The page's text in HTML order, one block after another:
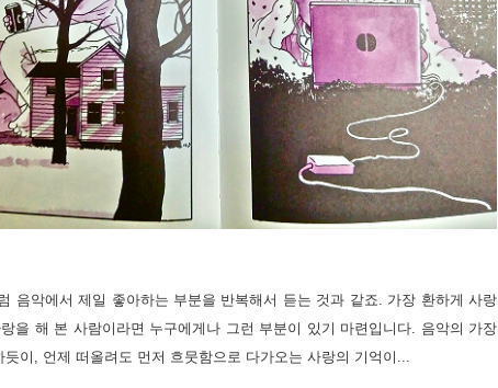
음악에서 제일 좋아하는 부분을 반복해서 듣는 것과 같죠. 가장 환하게 사랑
을 해 본 사람이라면 누구에게나 그런 부분이 있기 마련입니다. 음악의 가장
듯이, 언제 떠올려도 먼저 흐뭇함으로 다가오는 사랑의 기억이...